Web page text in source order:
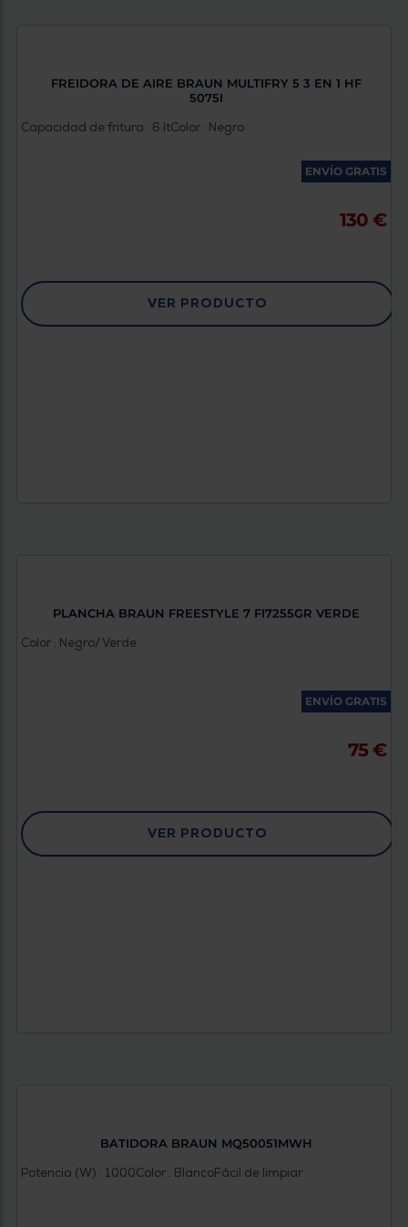
FREIDORA DE AIRE BRAUN MULTIFRY 5 3 EN 1 HF
5075I
Capacidad de fritura : 6 ltColor : Negro
130 €
ENVÍO GRATIS
VER PRODUCTO
PLANCHA BRAUN FREESTYLE 7 FI7255GR VERDE
Color : Negro/ Verde
75 €
ENVÍO GRATIS
VER PRODUCTO
BATIDORA BRAUN MQ50051MWH
Potencia (W) : 1000Color : BlancoFácil de limpiar